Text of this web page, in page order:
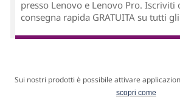
presso Lenovo e Lenovo Pro. Iscriviti
consegna rapida GRATUITA su tutti
Sui nostri prodotti è possibile attivare
scopri come